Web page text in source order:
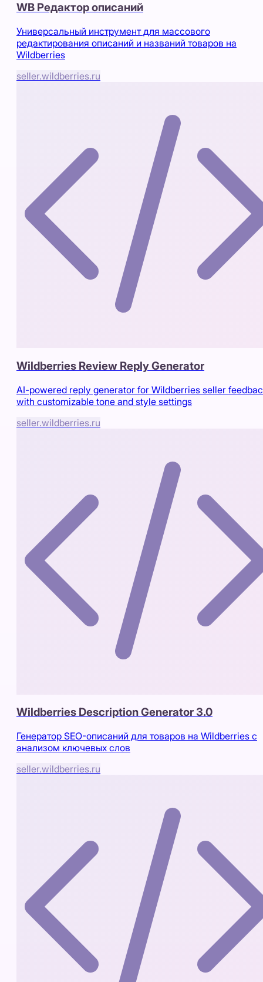
WB Редактор описаний
Универсальный инструмент для массового
редактирования описаний и названий товаров на
Wildberries
seller.wildberries.ru
Wildberries Review Reply Generator
AI-powered reply generator for Wildberries seller
with customizable tone and style settings
seller.wildberries.ru
Wildberries Description Generator 3.0
Генератор SEO-описаний для товаров на Wildberries с
анализом ключевых слов
seller.wildberries.ru